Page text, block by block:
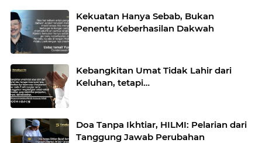
Kekuatan Hanya Sebab, Bukan
Penentu Keberhasilan Dakwah
Kebangkitan Umat Tidak Lahir dari
Keluhan, tetapi…
Doa Tanpa Ikhtiar, HILMI: Pelarian dari
Tanggung Jawab Perubahan